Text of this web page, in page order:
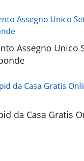
Assegno Unico
da Casa Gratis